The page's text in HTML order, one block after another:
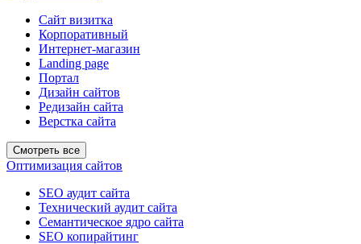
Сайт визитка
Корпоративный
Интернет-магазин
Landing page
Портал
Дизайн сайтов
Редизайн сайта
Верстка сайта
Смотреть все
Оптимизация сайтов
SEO аудит сайта
Технический аудит сайта
Семантическое ядро сайта
SEO копирайтинг